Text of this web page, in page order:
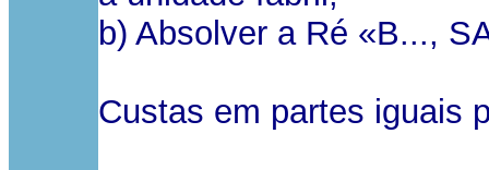
b) Absolver a Ré «B...,
Custas em partes iguais